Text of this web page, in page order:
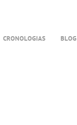
CRONOLOGIAS BLOG